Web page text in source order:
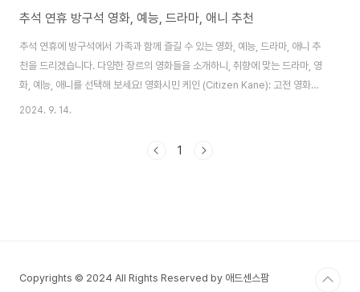
추석 연휴 방구석 영화, 예능, 드라마, 애니 추천
추석 연휴에 방구석에서 가족과 함께 즐길 수 있는 영화, 예능, 드라마, 애니 추
천을 드리겠습니다. 다양한 장르의 영화들을 소개하니, 취향에 맞는 드라마, 영
화, 예능, 애니를 선택해 보세요! 영화시민 케인 (Citizen Kane): 고전 영화의
대명사로, 한 신문 재벌의 삶을 다룬 작품입니다.라라랜드 (La La Land): 꿈을
가 돋보입니다.인사이드 아웃 (Inside Out): 감정의 세계를 탐험하는 애니메
2024. 9. 14.
1
Copyrights © 2024 All Rights Reserved by 애드센스팜